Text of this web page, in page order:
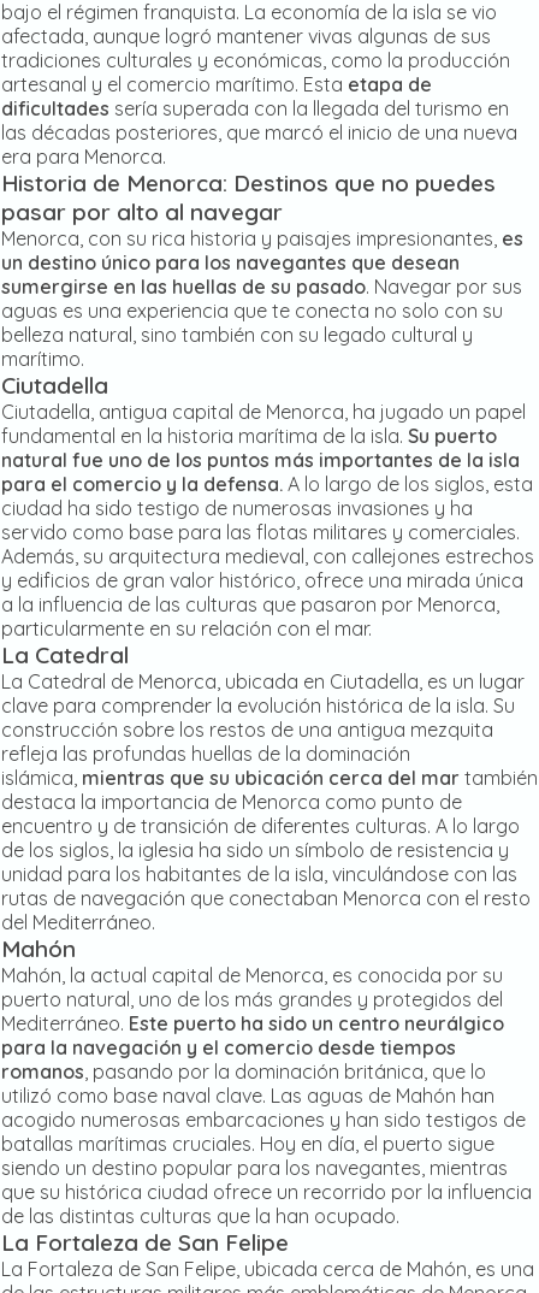
bajo el régimen franquista. La economía de la isla se vio
afectada, aunque logró mantener vivas algunas de sus
tradiciones culturales y económicas, como la producción
artesanal y el comercio marítimo. Esta etapa de
dificultades sería superada con la llegada del turismo en
las décadas posteriores, que marcó el inicio de una nueva
era para Menorca.
Historia de Menorca: Destinos que no puedes
pasar por alto al navegar
Menorca, con su rica historia y paisajes impresionantes, es
un destino único para los navegantes que desean
sumergirse en las huellas de su pasado. Navegar por sus
aguas es una experiencia que te conecta no solo con su
belleza natural, sino también con su legado cultural y
marítimo.
Ciutadella
Ciutadella, antigua capital de Menorca, ha jugado un papel
fundamental en la historia marítima de la isla. Su puerto
natural fue uno de los puntos más importantes de la isla
para el comercio y la defensa. A lo largo de los siglos, esta
ciudad ha sido testigo de numerosas invasiones y ha
servido como base para las flotas militares y comerciales.
Además, su arquitectura medieval, con callejones estrechos
y edificios de gran valor histórico, ofrece una mirada única
a la influencia de las culturas que pasaron por Menorca,
particularmente en su relación con el mar.
La Catedral
La Catedral de Menorca, ubicada en Ciutadella, es un lugar
clave para comprender la evolución histórica de la isla. Su
construcción sobre los restos de una antigua mezquita
refleja las profundas huellas de la dominación
islámica, mientras que su ubicación cerca del mar también
destaca la importancia de Menorca como punto de
encuentro y de transición de diferentes culturas. A lo largo
de los siglos, la iglesia ha sido un símbolo de resistencia y
unidad para los habitantes de la isla, vinculándose con las
rutas de navegación que conectaban Menorca con el resto
del Mediterráneo.
Mahón
Mahón, la actual capital de Menorca, es conocida por su
puerto natural, uno de los más grandes y protegidos del
Mediterráneo. Este puerto ha sido un centro neurálgico
para la navegación y el comercio desde tiempos
romanos, pasando por la dominación británica, que lo
utilizó como base naval clave. Las aguas de Mahón han
acogido numerosas embarcaciones y han sido testigos de
batallas marítimas cruciales. Hoy en día, el puerto sigue
siendo un destino popular para los navegantes, mientras
que su histórica ciudad ofrece un recorrido por la influencia
de las distintas culturas que la han ocupado.
La Fortaleza de San Felipe
La Fortaleza de San Felipe, ubicada cerca de Mahón, es una